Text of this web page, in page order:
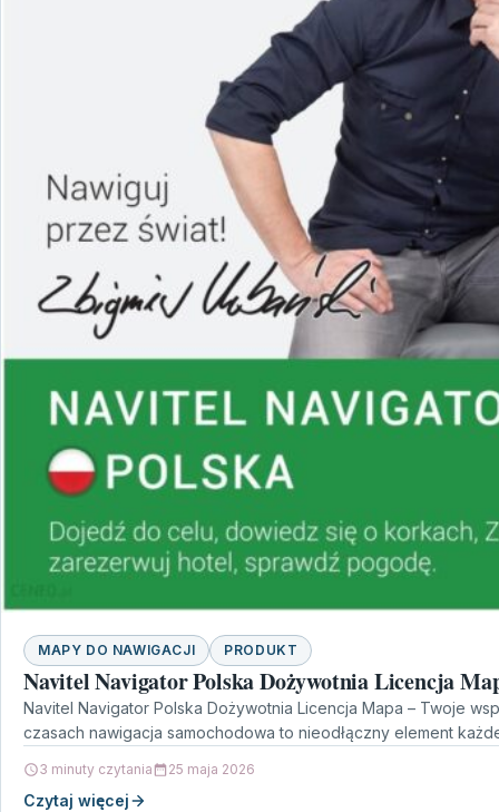
MAPY DO NAWIGACJI PRODUKT
Navitel Navigator Polska Dożywotnia Licencja
Navitel Navigator Polska Dożywotnia Licencja Mapa – Twoje
czasach nawigacja samochodowa to nieodłączny element
3 minuty czytania 25 maja 2026
Czytaj więcej